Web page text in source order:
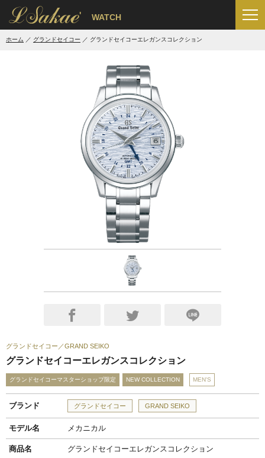
' WATCH
ホーム グランドセイコー グランドセイコーエレガンスコレクション
グランドセイコー GRAND SEIKO
グランドセイコーエレガンスコレクション
グランドセイコーマスターショップ限定 NEW COLLECTION MEN'S
ブランド グランドセイコー GRAND SEIKO
モデル名 メカニカル
商品名 グランドセイコーエレガンスコレクション